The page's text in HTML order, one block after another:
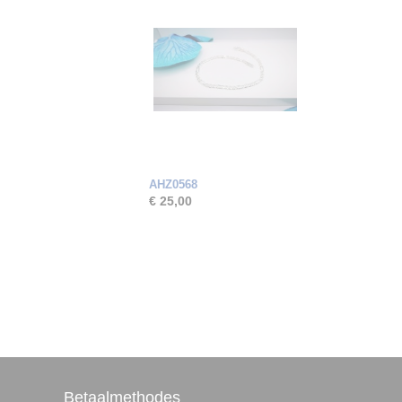
AHZ0568
€ 25,00
Betaalmethodes